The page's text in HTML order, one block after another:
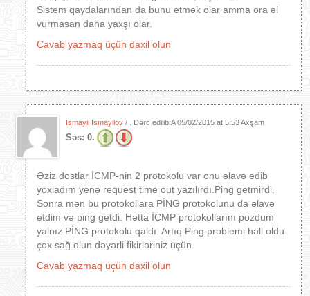
Sistem qaydalarından da bunu etmək olar amma ora əl
vurmasan daha yaxşı olar.
Cavab yazmaq üçün daxil olun
Ismayil Ismayilov / . Dərc edilib:A05/02/2015 at 5:53 Axşam
Səs: 0.
Əziz dostlar İCMP-nin 2 protokolu var onu əlavə edib
yoxladım yenə request time out yazılırdı.Ping getmirdi.
Sonra mən bu protokollara PİNG protokolunu da əlavə
etdim və ping getdi. Hətta İCMP protokollarını pozdum
yalnız PİNG protokolu qaldı. Artıq Ping problemi həll oldu
çox sağ olun dəyərli fikirləriniz üçün.
Cavab yazmaq üçün daxil olun